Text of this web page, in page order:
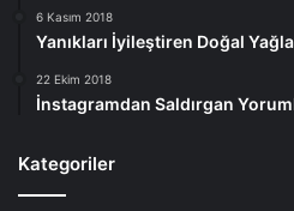
6 Kasım 2018
Yanıkları İyileştiren Doğal
22 Ekim 2018
İnstagramdan Saldırgan
Kategoriler